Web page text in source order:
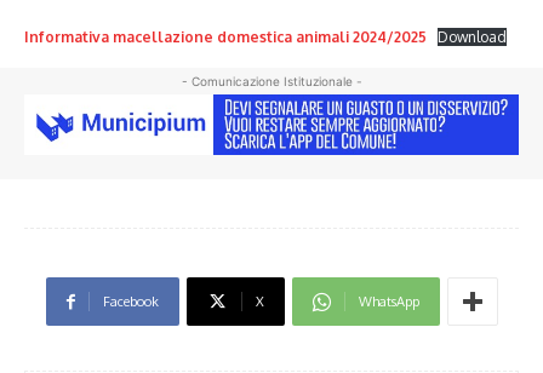
Informativa macellazione domestica animali 2024/2025 Download
- Comunicazione Istituzionale -
Facebook X WhatsApp